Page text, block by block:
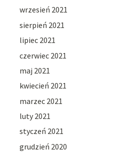
wrzesień 2021
sierpień 2021
lipiec 2021
czerwiec 2021
maj 2021
kwiecień 2021
marzec 2021
luty 2021
styczeń 2021
grudzień 2020